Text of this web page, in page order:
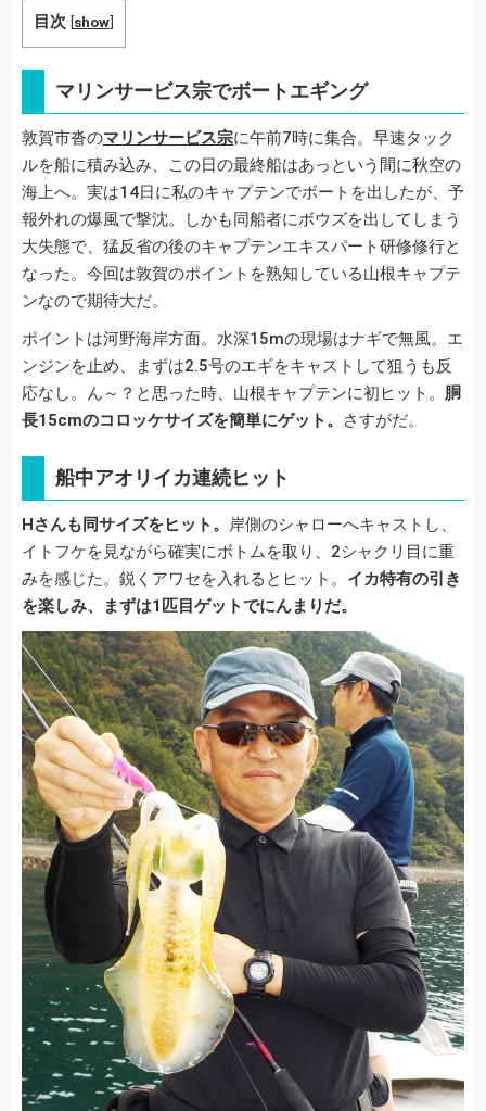
目次 [show]
マリンサービス宗でボートエギング
敦賀市沓のマリンサービス宗に午前7時に集合。早速タック
ルを船に積み込み、この日の最終船はあっという間に秋空の
海上へ。実は14日に私のキャプテンでボートを出したが、予
報外れの爆風で撃沈。しかも同船者にボウズを出してしまう
大失態で、猛反省の後のキャプテンエキスパート研修修行と
なった。今回は敦賀のポイントを熟知している山根キャプテ
ンなので期待大だ。
ポイントは河野海岸方面。水深15mの現場はナギで無風。エ
ンジンを止め、まずは2.5号のエギをキャストして狙うも反
応なし。ん～？と思った時、山根キャプテンに初ヒット。 胴
長15cmのコロッケサイズを簡単にゲット。
さすがだ。
船中アオリイカ連続ヒット
Hさんも同サイズをヒット。
岸側のシャローへキャストし、
イトフケを見ながら確実にボトムを取り、2シャクリ目に重
みを感じた。鋭くアワセを入れるとヒット。 イカ特有の引き
を楽しみ、まずは1匹目ゲットでにんまりだ。